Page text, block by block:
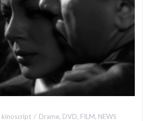
kinoscript Drame, DVD, FILM, NEWS